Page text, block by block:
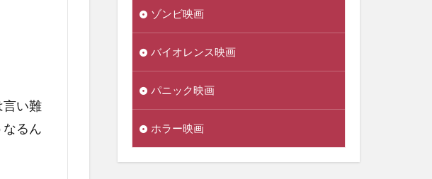
言い難
るん
ゾンビ映画
バイオレンス映画
パニック映画
ホラー映画